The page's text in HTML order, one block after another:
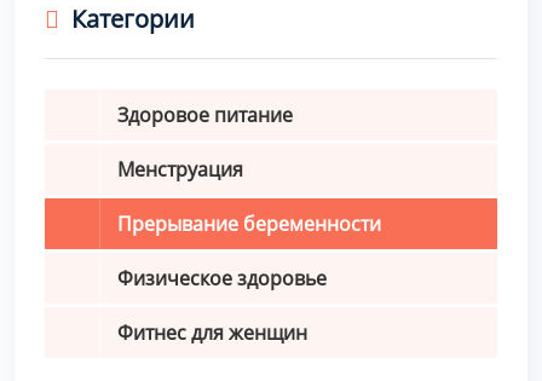
Категории
Здоровое питание
Менструация
Прерывание беременности
Физическое здоровье
Фитнес для женщин